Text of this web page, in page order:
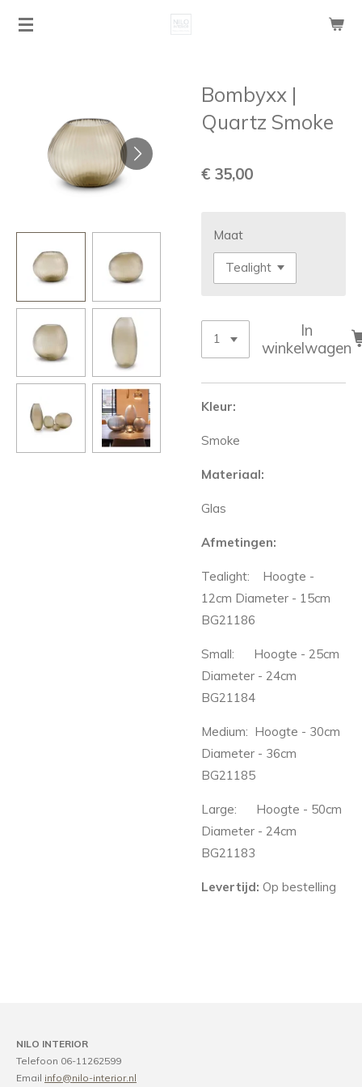
Ga
Bombyxx |
Quartz Smoke
€ 35,00
Maat
In
winkelwagen
Kleur:
Smoke
Materiaal:
Glas
Afmetingen:
Tealight: Hoogte -
12cm Diameter - 15cm
BG21186
Small: Hoogte - 25cm
Diameter - 24cm
BG21184
Medium: Hoogte - 30cm
Diameter - 36cm
BG21185
Large: Hoogte - 50cm
Diameter - 24cm
BG21183
Levertijd: Op bestelling
NILO INTERIOR
Telefoon 06-11262599
Email info@nilo-interior.nl